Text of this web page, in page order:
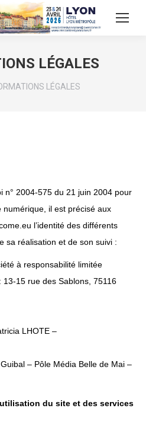
LÉGALES
LÉGALES
n° 2004-575 du 21 juin 2004 pour
numérique, il est précisé aux
l’identité des différents
sa réalisation et de son suivi :
à responsabilité limitée
15 rue des Sablons, 75116
LHOTE –
– Pôle Média Belle de Mai –
du site et des services